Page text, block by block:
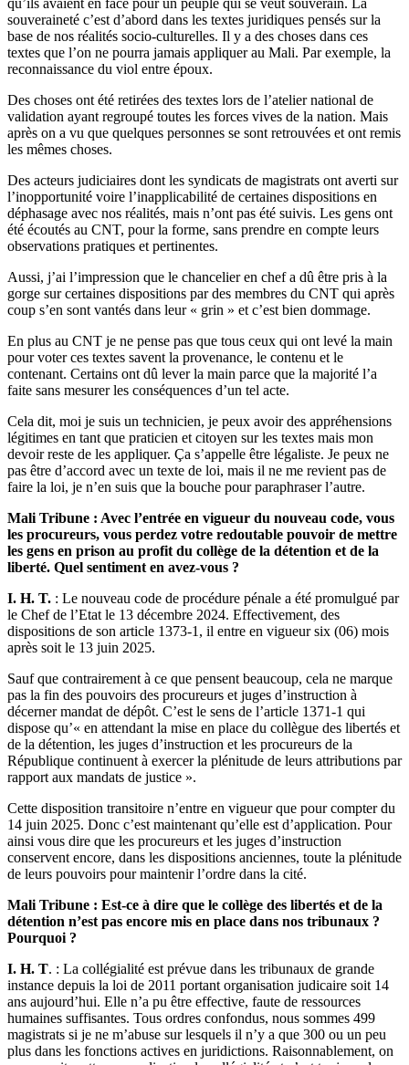
souveraineté c’est d’abord dans les textes juridiques pensés sur la
base de nos réalités socio-culturelles. Il y a des choses dans ces
textes que l’on ne pourra jamais appliquer au Mali. Par exemple, la
reconnaissance du viol entre époux.
Des choses ont été retirées des textes lors de l’atelier national de
validation ayant regroupé toutes les forces vives de la nation. Mais
après on a vu que quelques personnes se sont retrouvées et ont remis
les mêmes choses.
Des acteurs judiciaires dont les syndicats de magistrats ont averti sur
l’inopportunité voire l’inapplicabilité de certaines dispositions en
déphasage avec nos réalités, mais n’ont pas été suivis. Les gens ont
été écoutés au CNT, pour la forme, sans prendre en compte leurs
observations pratiques et pertinentes.
Aussi, j’ai l’impression que le chancelier en chef a dû être pris à la
gorge sur certaines dispositions par des membres du CNT qui après
coup s’en sont vantés dans leur « grin » et c’est bien dommage.
En plus au CNT je ne pense pas que tous ceux qui ont levé la main
pour voter ces textes savent la provenance, le contenu et le
contenant. Certains ont dû lever la main parce que la majorité l’a
faite sans mesurer les conséquences d’un tel acte.
Cela dit, moi je suis un technicien, je peux avoir des appréhensions
légitimes en tant que praticien et citoyen sur les textes mais mon
devoir reste de les appliquer. Ça s’appelle être légaliste. Je peux ne
pas être d’accord avec un texte de loi, mais il ne me revient pas de
faire la loi, je n’en suis que la bouche pour paraphraser l’autre.
Mali Tribune : Avec l’entrée en vigueur du nouveau code, vous
les procureurs, vous perdez votre redoutable pouvoir de mettre
les gens en prison au profit du collège de la détention et de la
liberté. Quel sentiment en avez-vous ?
I. H. T. : Le nouveau code de procédure pénale a été promulgué par
le Chef de l’Etat le 13 décembre 2024. Effectivement, des
dispositions de son article 1373-1, il entre en vigueur six (06) mois
après soit le 13 juin 2025.
Sauf que contrairement à ce que pensent beaucoup, cela ne marque
pas la fin des pouvoirs des procureurs et juges d’instruction à
décerner mandat de dépôt. C’est le sens de l’article 1371-1 qui
dispose qu’« en attendant la mise en place du collègue des libertés et
de la détention, les juges d’instruction et les procureurs de la
République continuent à exercer la plénitude de leurs attributions par
rapport aux mandats de justice ».
Cette disposition transitoire n’entre en vigueur que pour compter du
14 juin 2025. Donc c’est maintenant qu’elle est d’application. Pour
ainsi vous dire que les procureurs et les juges d’instruction
conservent encore, dans les dispositions anciennes, toute la plénitude
de leurs pouvoirs pour maintenir l’ordre dans la cité.
Mali Tribune : Est-ce à dire que le collège des libertés et de la
détention n’est pas encore mis en place dans nos tribunaux ?
Pourquoi ?
I. H. T. : La collégialité est prévue dans les tribunaux de grande
instance depuis la loi de 2011 portant organisation judicaire soit 14
ans aujourd’hui. Elle n’a pu être effective, faute de ressources
humaines suffisantes. Tous ordres confondus, nous sommes 499
magistrats si je ne m’abuse sur lesquels il n’y a que 300 ou un peu
plus dans les fonctions actives en juridictions. Raisonnablement, on